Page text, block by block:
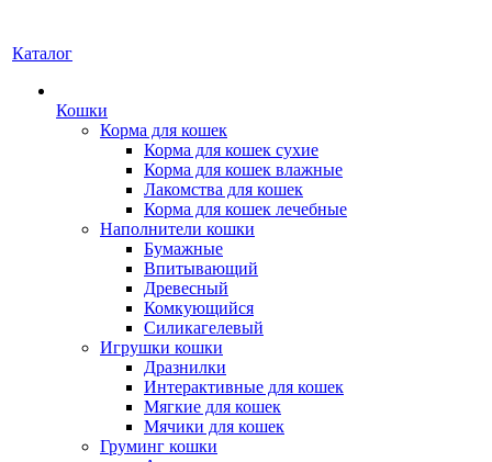
Каталог
Кошки
Корма для кошек
Корма для кошек сухие
Корма для кошек влажные
Лакомства для кошек
Корма для кошек лечебные
Наполнители кошки
Бумажные
Впитывающий
Древесный
Комкующийся
Силикагелевый
Игрушки кошки
Дразнилки
Интерактивные для кошек
Мягкие для кошек
Мячики для кошек
Груминг кошки